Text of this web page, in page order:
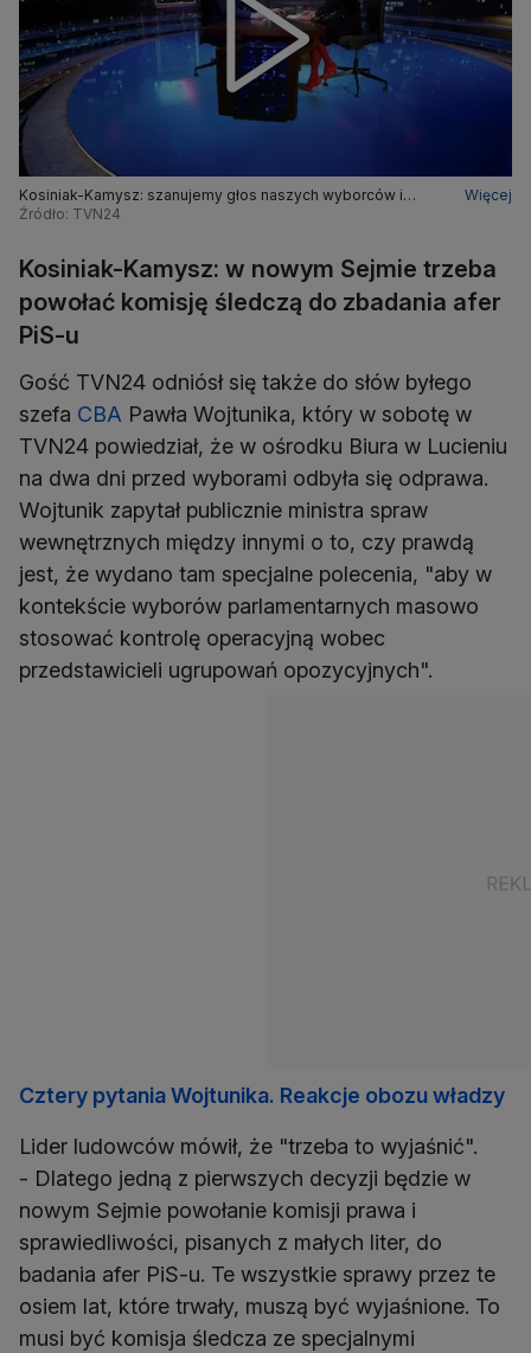
Kosiniak-Kamysz: szanujemy głos naszych wyborców i
wiemy co on oznacza
Więcej
Źródło: TVN24
Kosiniak-Kamysz: w nowym Sejmie trzeba
powołać komisję śledczą do zbadania afer
PiS-u
Gość TVN24 odniósł się także do słów byłego
szefa CBA Pawła Wojtunika, który w sobotę w
TVN24 powiedział, że w ośrodku Biura w Lucieniu
na dwa dni przed wyborami odbyła się odprawa.
Wojtunik zapytał publicznie ministra spraw
wewnętrznych między innymi o to, czy prawdą
jest, że wydano tam specjalne polecenia, "aby w
kontekście wyborów parlamentarnych masowo
stosować kontrolę operacyjną wobec
przedstawicieli ugrupowań opozycyjnych".
Cztery pytania Wojtunika. Reakcje obozu władzy
Lider ludowców mówił, że "trzeba to wyjaśnić".
- Dlatego jedną z pierwszych decyzji będzie w
nowym Sejmie powołanie komisji prawa i
sprawiedliwości, pisanych z małych liter, do
badania afer PiS-u. Te wszystkie sprawy przez te
osiem lat, które trwały, muszą być wyjaśnione. To
musi być komisja śledcza ze specjalnymi